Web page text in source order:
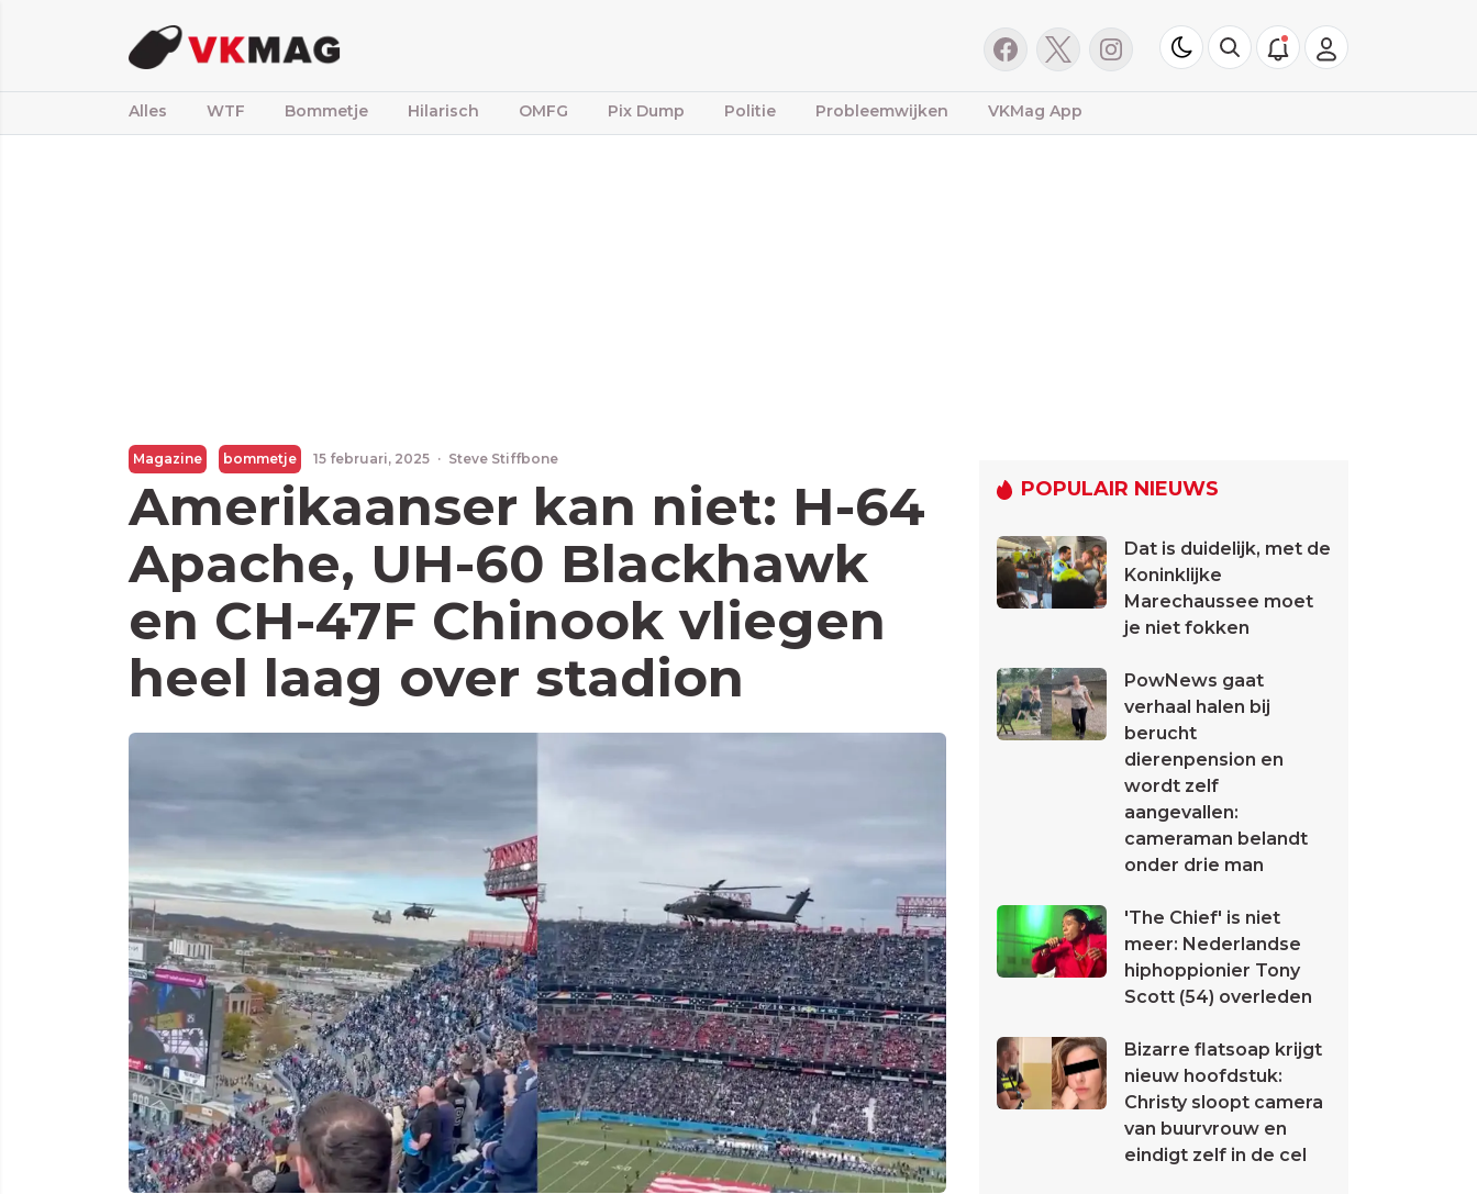
Alles WTF Bommetje Hilarisch OMFG Pix Dump Politie Probleemwijken VKMag App
Magazine bommetje 15 februari, 2025 · Steve Stiffbone
Amerikaanser kan niet: H-64
Apache, UH-60 Blackhawk
en CH-47F Chinook vliegen
heel laag over stadion
POPULAIR NIEUWS
Dat is duidelijk, met de
Koninklijke
Marechaussee moet
je niet fokken
PowNews gaat
verhaal halen bij
berucht
dierenpension en
wordt zelf
aangevallen:
cameraman belandt
onder drie man
'The Chief' is niet
meer: Nederlandse
hiphoppionier Tony
Scott (54) overleden
Bizarre flatsoap krijgt
nieuw hoofdstuk:
Christy sloopt camera
van buurvrouw en
eindigt zelf in de cel